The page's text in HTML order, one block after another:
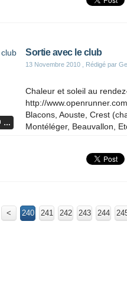
…
Sortie avec le club
13 Novembre 2010 , Rédigé par
Chaleur et soleil au
http://
Blacons, Aouste, Crest
Montéléger, Beauvallon,
< 200
210
220
230
240 241 242 243 244